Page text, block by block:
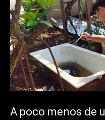
A poco menos de